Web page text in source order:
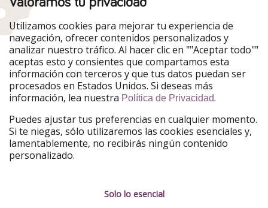
Nuestros mercados
PiratinViaggio
HolidayPirates
VakantiePiraten
WakacyjniPiraci
VoyagesPirates
Ferienpiraten
Urlaubspiraten
Urlaubspiraten
TravelPirates
Nuestro grupo
HolidayPirates Group
Conócenos mejor
Sobre ViajerosPiratas
Información legal
Utilizamos cookies para mejorar tu experiencia de
navegación, ofrecer contenidos personalizados y
analizar nuestro tráfico. Al hacer clic en ""Aceptar todo""
aceptas esto y consientes que compartamos esta
información con terceros y que tus datos puedan ser
procesados en Estados Unidos. Si deseas más
información, lea nuestra Política de Privacidad.
Puedes ajustar tus preferencias en cualquier momento.
Si te niegas, sólo utilizaremos las cookies esenciales y,
lamentablemente, no recibirás ningún contenido
personalizado.
Solo lo esencial